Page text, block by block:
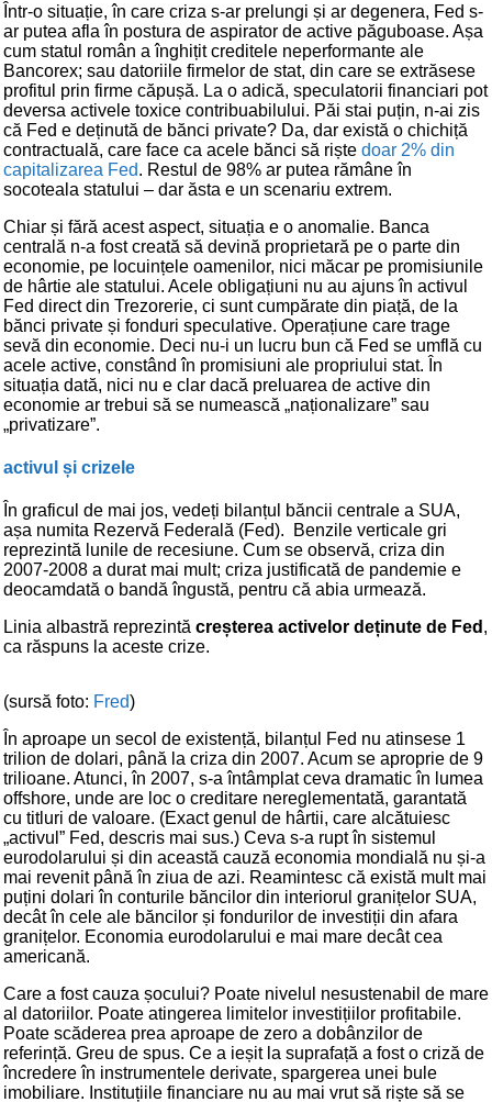
Într-o situație, în care criza s-ar prelungi și ar degenera, Fed s-
ar putea afla în postura de aspirator de active păguboase. Așa
cum statul român a înghițit creditele neperformante ale
Bancorex; sau datoriile firmelor de stat, din care se extrăsese
profitul prin firme căpușă. La o adică, speculatorii financiari pot
deversa activele toxice contribuabilului. Păi stai puțin, n-ai zis
că Fed e deținută de bănci private? Da, dar există o chichiță
contractuală, care face ca acele bănci să riște doar 2% din
capitalizarea Fed. Restul de 98% ar putea rămâne în
socoteala statului – dar ăsta e un scenariu extrem.
Chiar și fără acest aspect, situația e o anomalie. Banca
centrală n-a fost creată să devină proprietară pe o parte din
economie, pe locuințele oamenilor, nici măcar pe promisiunile
de hârtie ale statului. Acele obligațiuni nu au ajuns în activul
Fed direct din Trezorerie, ci sunt cumpărate din piață, de la
bănci private și fonduri speculative. Operațiune care trage
sevă din economie. Deci nu-i un lucru bun că Fed se umflă cu
acele active, constând în promisiuni ale propriului stat. În
situația dată, nici nu e clar dacă preluarea de active din
economie ar trebui să se numească „naționalizare” sau
„privatizare”.
activul și crizele
În graficul de mai jos, vedeți bilanțul băncii centrale a SUA,
așa numita Rezervă Federală (Fed). Benzile verticale gri
reprezintă lunile de recesiune. Cum se observă, criza din
2007-2008 a durat mai mult; criza justificată de pandemie e
deocamdată o bandă îngustă, pentru că abia urmează.
Linia albastră reprezintă creșterea activelor deținute de Fed ,
ca răspuns la aceste crize.
(sursă foto: Fred)
În aproape un secol de existență, bilanțul Fed nu atinsese 1
trilion de dolari, până la criza din 2007. Acum se aproprie de 9
trilioane. Atunci, în 2007, s-a întâmplat ceva dramatic în lumea
offshore, unde are loc o creditare nereglementată, garantată
cu titluri de valoare. (Exact genul de hârtii, care alcătuiesc
„activul” Fed, descris mai sus.) Ceva s-a rupt în sistemul
eurodolarului și din această cauză economia mondială nu și-a
mai revenit până în ziua de azi. Reamintesc că există mult mai
puțini dolari în conturile băncilor din interiorul granițelor SUA,
decât în cele ale băncilor și fondurilor de investiții din afara
granițelor. Economia eurodolarului e mai mare decât cea
americană.
Care a fost cauza șocului? Poate nivelul nesustenabil de mare
al datoriilor. Poate atingerea limitelor investițiilor profitabile.
Poate scăderea prea aproape de zero a dobânzilor de
referință. Greu de spus. Ce a ieșit la suprafață a fost o criză de
încredere în instrumentele derivate, spargerea unei bule
imobiliare. Instituțiile financiare nu au mai vrut să riște să se